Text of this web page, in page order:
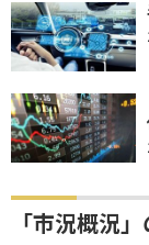
「市況概況